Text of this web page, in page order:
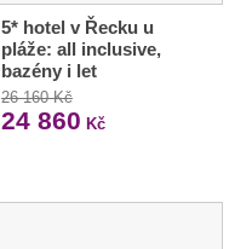
5* hotel v Řecku u
pláže: all inclusive,
bazény i let
26 160 Kč
24 860 Kč